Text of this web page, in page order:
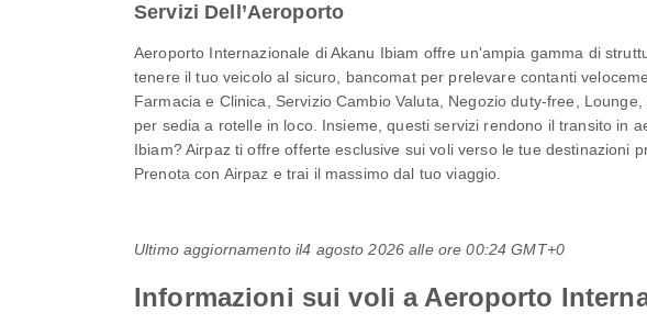
Servizi Dell’Aeroporto
Aeroporto Internazionale di Akanu Ibiam offre un'ampia gamma di
tenere il tuo veicolo al sicuro, bancomat per prelevare contanti
Farmacia e Clinica, Servizio Cambio Valuta, Negozio duty-free,
per sedia a rotelle in loco. Insieme, questi servizi rendono il transito in
Ibiam? Airpaz ti offre offerte esclusive sui voli verso le tue
Prenota con Airpaz e trai il massimo dal tuo viaggio.
Ultimo aggiornamento il4 agosto 2026 alle ore 00:24 GMT+0
Informazioni sui voli a Aeroporto